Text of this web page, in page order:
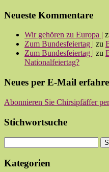
Neueste Kommentare
Wir gehören zu Europa |
Zum Bundesfeiertag | zu
Zum Bundesfeiertag | zu
Nationalfeiertag?
Neues per E-Mail
Abonnieren Sie Chirsipfäffer
Stichwortsuche
Kategorien